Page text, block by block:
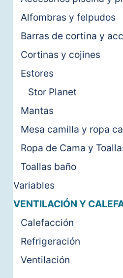
Alfombras y felpudos
Barras de cortina y
Cortinas y cojines
Estores
Stor Planet
Mantas
Mesa camilla y ropa
Ropa de Cama y
Toallas baño
Variables
VENTILACIÓN Y
Calefacción
Refrigeración
Ventilación